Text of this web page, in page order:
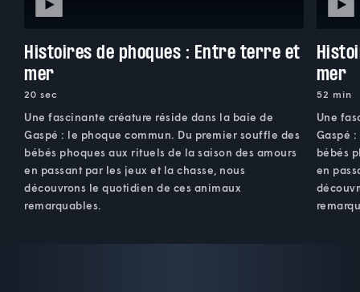
Histoires de phoques : Entre terre et
mer
20 sec
Une fascinante créature réside dans la baie de
Gaspé : le phoque commun. Du premier souffle des
bébés phoques aux rituels de la saison des amours
en passant par les jeux et la chasse, nous
découvrons le quotidien de ces animaux
remarquables.
mer
52 min
Une
Gaspé
bébés
en